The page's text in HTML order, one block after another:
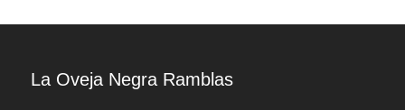
La Oveja Negra Ramblas